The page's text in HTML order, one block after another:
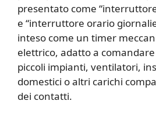
presentato come
e “interruttore orario
inteso come un timer
elettrico, adatto a
piccoli impianti, ventilatori,
domestici o altri carichi
dei contatti.